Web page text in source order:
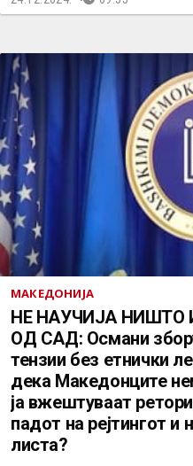
МАКЕДОНИЈА
НЕ НАУЧИЈА
ОД САД: Османи
тензии без етнички
дека Македонците
ја вжештуваат
падот на рејтингот
листа?